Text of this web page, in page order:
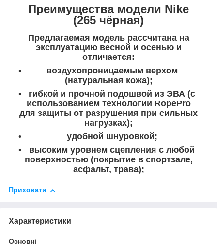
Преимущества модели Nike
(265 чёрная)
Предлагаемая модель рассчитана на
эксплуатацию весной и осенью и
отличается:
воздухопроницаемым верхом
(натуральная кожа);
гибкой и прочной подошвой из ЭВА (с
использованием технологии RopePro
для защиты от разрушения при сильных
нагрузках);
удобной шнуровкой;
высоким уровнем сцепления с любой
поверхностью (покрытие в спортзале,
асфальт, трава);
Приховати
Характеристики
Основні